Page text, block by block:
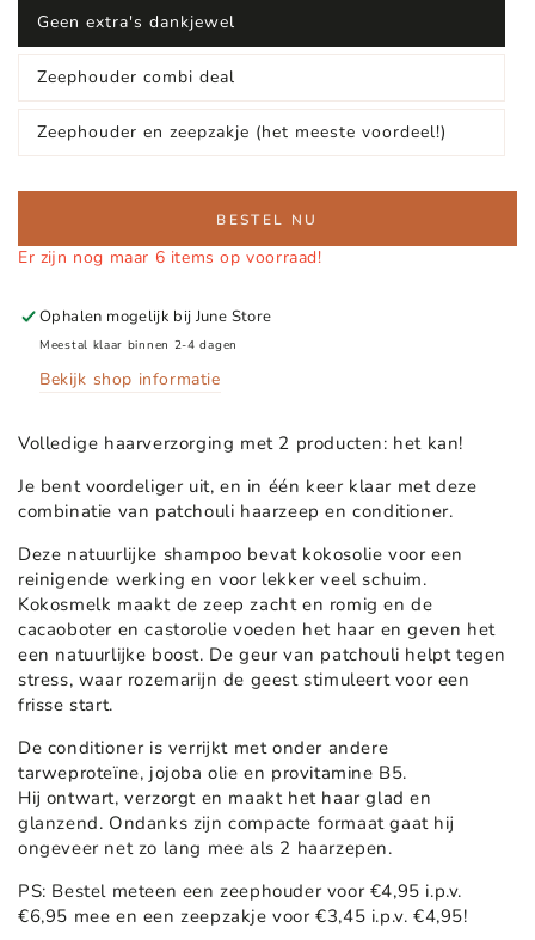
Geen extra's dankjewel
Zeephouder combi deal
Zeephouder en zeepzakje (het meeste voordeel!)
BESTEL NU
Er zijn nog maar 6 items op voorraad!
Ophalen mogelijk bij June Store
Meestal klaar binnen 2-4 dagen
Bekijk shop informatie
Volledige haarverzorging met 2 producten: het kan!
Je bent voordeliger uit, en in één keer klaar met deze
combinatie van patchouli haarzeep en conditioner.
Deze natuurlijke shampoo bevat kokosolie voor een
reinigende werking en voor lekker veel schuim.
Kokosmelk maakt de zeep zacht en romig en de
cacaoboter en castorolie voeden het haar en geven het
een natuurlijke boost. De geur van patchouli helpt tegen
stress, waar rozemarijn de geest stimuleert voor een
frisse start.
De conditioner is verrijkt met onder andere
tarweproteïne, jojoba olie en provitamine B5.
Hij ontwart, verzorgt en maakt het haar glad en
glanzend. Ondanks zijn compacte formaat gaat hij
ongeveer net zo lang mee als 2 haarzepen.
PS: Bestel meteen een zeephouder voor €4,95 i.p.v.
€6,95 mee en een zeepzakje voor €3,45 i.p.v. €4,95!